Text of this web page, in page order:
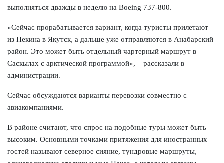
выполняться дважды в неделю на Boeing 737-800.
«Сейчас прорабатывается вариант, когда туристы прилетают
из Пекина в Якутск, а дальше уже отправляются в Анабарский
район. Это может быть отдельный чартерный маршрут в
Саскылах с арктической программой», – рассказали в
администрации.
Сейчас обсуждаются варианты перевозки совместно с
авиакомпаниями.
В районе считают, что спрос на подобные туры может быть
высоким. Основными точками притяжения для иностранных
гостей называют северное сияние, тундровые маршруты,